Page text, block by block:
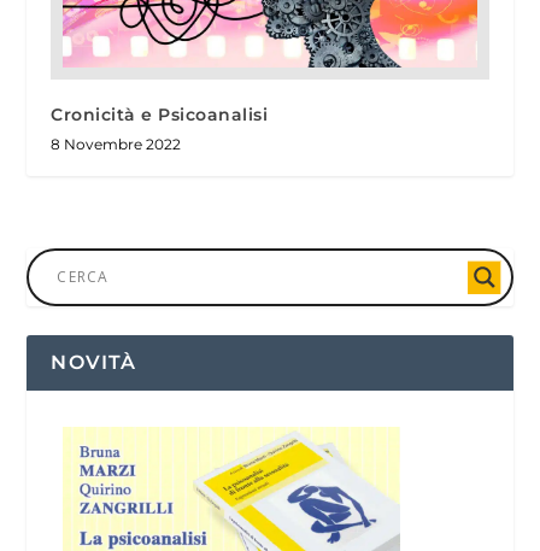
Cronicità e Psicoanalisi
8 Novembre 2022
NOVITÀ